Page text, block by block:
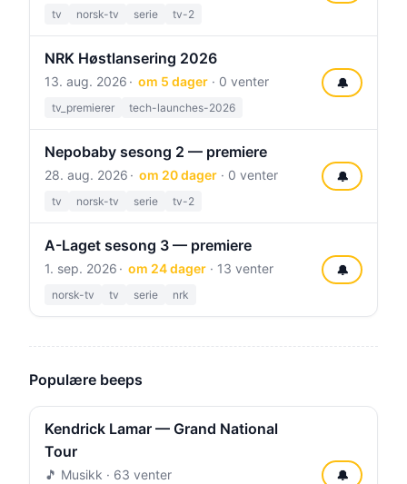
tv norsk-tv serie tv-2
NRK Høstlansering 2026
13. aug. 2026 om 5 dager· 0 venter
tv_premierer tech-launches-2026
🔔
Nepobaby sesong 2 — premiere
28. aug. 2026 om 20 dager· 0 venter
tv norsk-tv serie tv-2
🔔
A-Laget sesong 3 — premiere
1. sep. 2026 om 24 dager· 13 venter
norsk-tv tv serie nrk
🔔
Populære beeps
Kendrick Lamar — Grand National
Tour
🎵 Musikk · 63 venter 🔔